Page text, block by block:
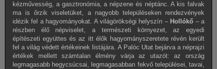
kézművesség, a gasztronómia, a népzene és néptánc. A kis falvak
ma is őrzik viseletüket, a nagyobb településeken rendezvények
idézik fel a hagyományokat. A világörökségi helyszín – Hollókő – a
részben élő népviselet, a természeti környezet, az egyedi
építészeti együttes és az itt élők hagyományszeretete révén került
fel a világ védett értékeinek listájára. A Palóc Utat bejárva a néprajzi
értékek mellett számtalan élmény várja az utazót: az ország
legmagasabb hegycsúcsai, legmagasabban fekvő települései, tavai,